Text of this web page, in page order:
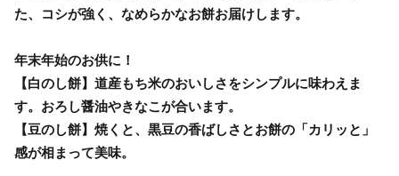
た、コシが強く、なめらかなお餅お届けします。
年末年始のお供に！
【白のし餅】道産もち米のおいしさをシンプルに味わえま
す。おろし醤油やきなこが合います。
【豆のし餅】焼くと、黒豆の香ばしさとお餅の「カリッと」
感が相まって美味。